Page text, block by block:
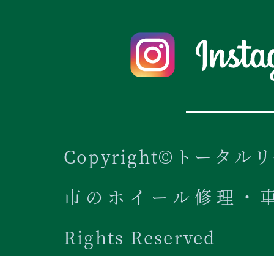
Copyright©トータルリ
市のホイール修理・
Rights Reserved